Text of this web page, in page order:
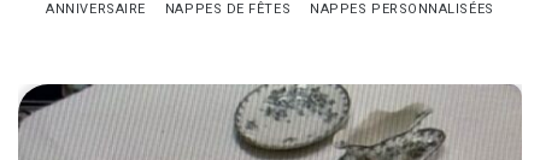
ANNIVERSAIRE NAPPES DE FÊTES NAPPES PERSONNALISÉES